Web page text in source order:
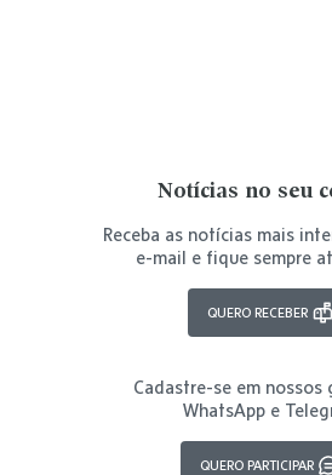
Notícias no seu
Receba as notícias mais
e-mail e fique sempre
QUERO RECEBER
Cadastre-se em nossos
WhatsApp e
QUERO PARTICIPAR